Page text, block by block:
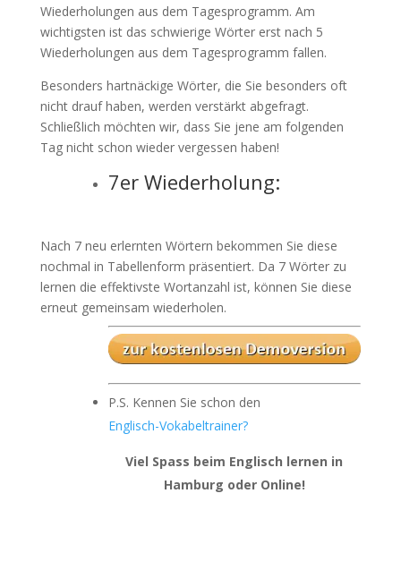
Wiederholungen aus dem Tagesprogramm. Am
wichtigsten ist das schwierige Wörter erst nach 5
Wiederholungen aus dem Tagesprogramm fallen.
Besonders hartnäckige Wörter, die Sie besonders oft
nicht drauf haben, werden verstärkt abgefragt.
Schließlich möchten wir, dass Sie jene am folgenden
Tag nicht schon wieder vergessen haben!
7er Wiederholung:
Nach 7 neu erlernten Wörtern bekommen Sie diese
nochmal in Tabellenform präsentiert. Da 7 Wörter zu
lernen die effektivste Wortanzahl ist, können Sie diese
erneut gemeinsam wiederholen.
P.S. Kennen Sie schon den
Englisch-Vokabeltrainer?
Viel Spass beim Englisch lernen in
Hamburg oder Online!